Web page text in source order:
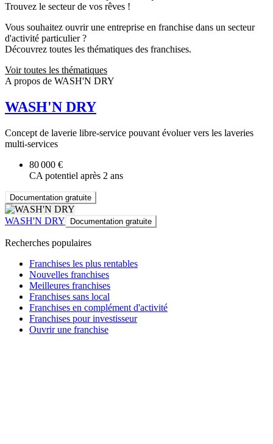
Trouvez le secteur de vos rêves !
Vous souhaitez ouvrir une entreprise en franchise dans un secteur
d'activité particulier ?
Découvrez toutes les thématiques des franchises.
Voir toutes les thématiques
A propos de WASH'N DRY
WASH'N DRY
Concept de laverie libre-service pouvant évoluer vers les laveries
multi-services
80 000 €
CA potentiel après 2 ans
Documentation gratuite
WASH'N DRY Documentation gratuite
Recherches populaires
Franchises les plus rentables
Nouvelles franchises
Meilleures franchises
Franchises sans local
Franchises en complément d'activité
Franchises pour investisseur
Ouvrir une franchise